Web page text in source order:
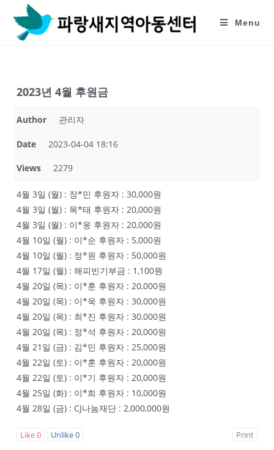
content
Menu
2023년 4월 후원금
Author 관리자
Date 2023-04-04 18:16
Views 2279
4월 3일 (월) : 장*민 후원자 : 30,000원
4월 3일 (월) : 목*태 후원자 : 20,000원
4월 3일 (월) : 이*웅 후원자 : 20,000원
4월 10일 (월) : 이*순 후원자 : 5,000원
4월 10일 (월) : 정*원 후원자 : 50,000원
4월 17일 (월) : 해피빈기부금 : 1,100원
4월 20일 (목) : 이*훈 후원자 : 20,000원
4월 20일 (목) : 이*욱 후원자 : 30,000원
4월 20일 (목) : 최*진 후원자 : 30,000원
4월 20일 (목) : 정*석 후원자 : 20,000원
4월 21일 (금) : 김*민 후원자 : 25,000원
4월 22일 (토) : 이*훈 후원자 : 20,000원
4월 22일 (토) : 이*기 후원자 : 20,000원
4월 25일 (화) : 이*희 후원자 : 10,000원
4월 28일 (금) : CJ나눔재단 : 2,000,000원
Like0 Unlike0 Print